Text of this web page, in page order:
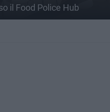
il Food Police Hub